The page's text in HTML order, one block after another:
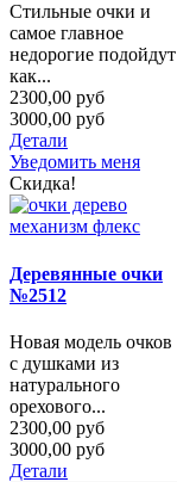
Стильные очки и
самое главное
недорогие подойдут
как...
2300,00 руб
3000,00 руб
Детали
Уведомить меня
Скидка!
Деревянные очки
№2512
Новая модель очков
с душками из
натурального
орехового...
2300,00 руб
3000,00 руб
Детали